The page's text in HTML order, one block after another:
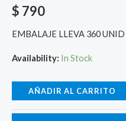
$ 790
EMBALAJE LLEVA 360 UNID
Availability: In Stock
AÑADIR AL CARRITO